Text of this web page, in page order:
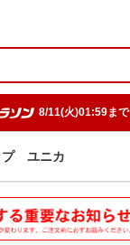
8/11(火)01:59まで
プ ユニカ